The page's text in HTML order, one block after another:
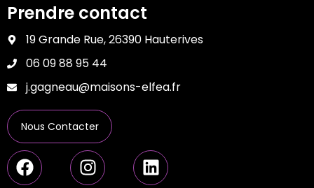
Prendre contact
19 Grande Rue, 26390 Hauterives
06 09 88 95 44
j.gagneau@maisons-elfea.fr
Nous Contacter